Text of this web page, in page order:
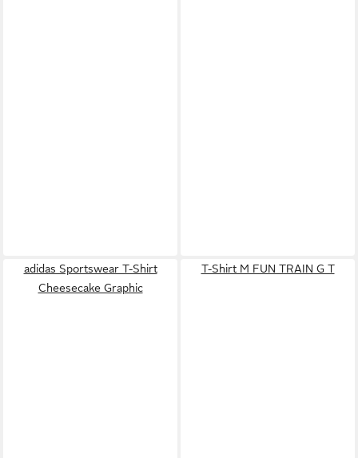
adidas Sportswear T-Shirt
Cheesecake Graphic
T-Shirt M FUN TRAIN G T